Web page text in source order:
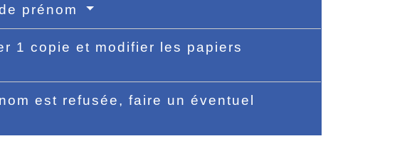
prénom
1 copie et modifier les papiers
est refusée, faire un éventuel